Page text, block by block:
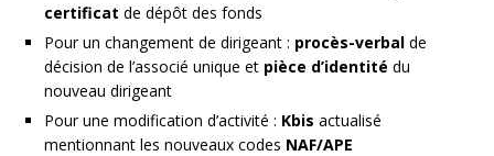
certificat de dépôt des fonds
Pour un changement de dirigeant : procès-verbal de
décision de l’associé unique et pièce d’identité du
nouveau dirigeant
Pour une modification d’activité : Kbis actualisé
mentionnant les nouveaux codes NAF/APE